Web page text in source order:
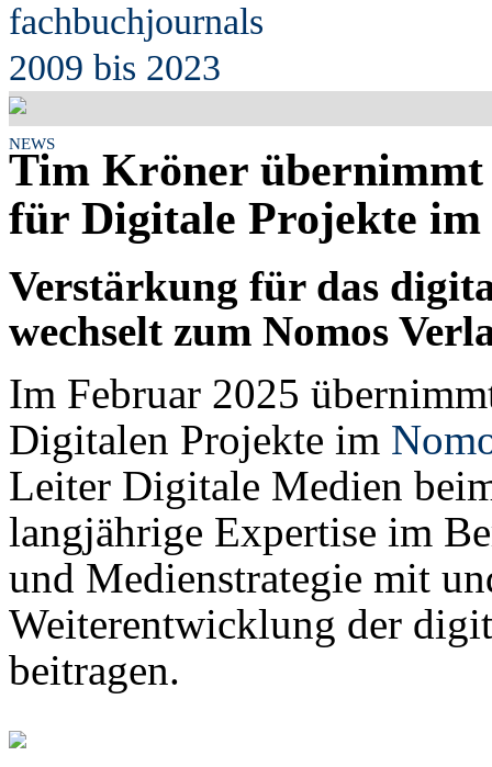
fachbuchjournals
2009 bis 2023
NEWS
Tim Kröner
für Digitale Projekte im
Verstärkung für das
wechselt zum Nomos
Im Februar 2025
Digitalen Projekte im
Leiter Digitale Medien
langjährige Expertise im
und Medienstrategie mit
Weiterentwicklung der
beitragen.